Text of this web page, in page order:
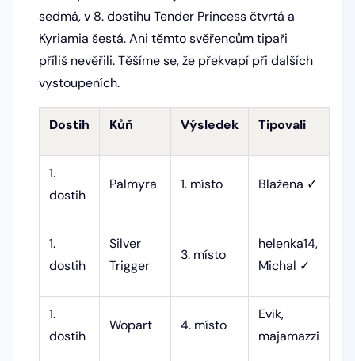
sedmá, v 8. dostihu Tender Princess čtvrtá a
Kyriamia šestá. Ani těmto svěřencům tipaři
příliš nevěřili. Těšíme se, že překvapí při dalších
vystoupeních.
Dostih Kůň Výsledek Tipovali
1.
dostih
Palmyra 1. místo Blažena ✓
1.
dostih
Silver
Trigger
3. místo
helenka14,
Michal ✓
1.
dostih
Wopart 4. místo
Evik,
majamazzi